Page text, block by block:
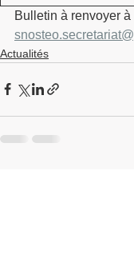
Bulletin à renvoyer à
Actualités